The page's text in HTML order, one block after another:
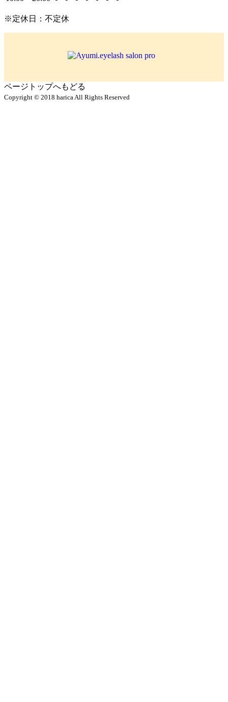
※定休日：不定休
ページトップへもどる
Copyright © 2018 harica All Rights Reserved